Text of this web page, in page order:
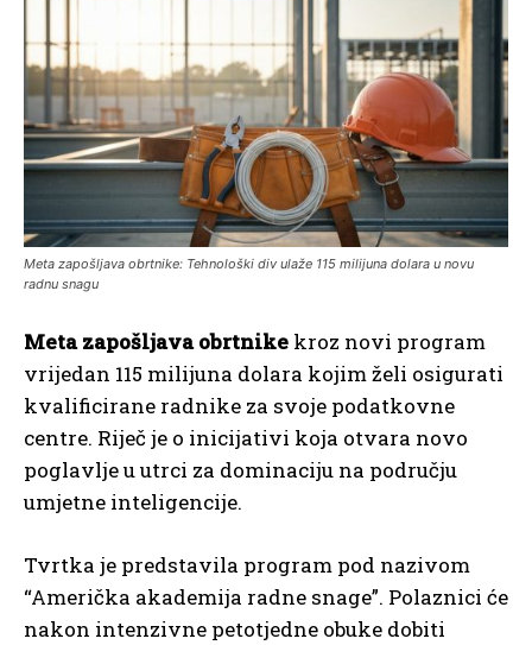
Meta zapošljava obrtnike: Tehnološki div ulaže 115 milijuna dolara u novu
radnu snagu
Meta zapošljava obrtnike kroz novi program
vrijedan 115 milijuna dolara kojim želi osigurati
kvalificirane radnike za svoje podatkovne
centre. Riječ je o inicijativi koja otvara novo
poglavlje u utrci za dominaciju na području
umjetne inteligencije.
Tvrtka je predstavila program pod nazivom
“Američka akademija radne snage”. Polaznici će
nakon intenzivne petotjedne obuke dobiti